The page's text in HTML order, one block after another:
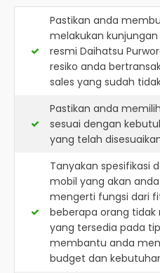
Pastikan anda
melakukan
resmi Daihatsu
resiko anda
sales yang sudah
Pastikan anda
sesuai dengan
yang telah
Tanyakan spesifikasi
mobil yang akan
mengerti fungsi dari
beberapa orang
yang tersedia pada
membantu anda
budget dan